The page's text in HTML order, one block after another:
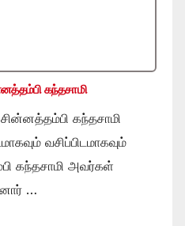
கந்தசாமி
கந்தசாமி
வசிப்பிடமாகவும்
கந்தசாமி அவர்கள்
…